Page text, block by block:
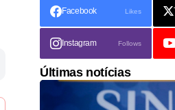
Facebook Likes
Instagram Follows
Últimas notícias